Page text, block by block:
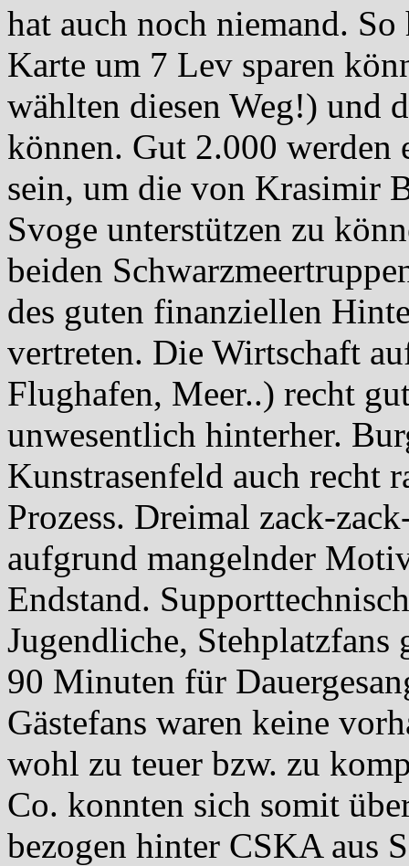
hat auch noch niemand.
Karte um 7 Lev sparen
wählten diesen Weg!) und
können. Gut 2.000 werden
sein, um die von Krasimir
Svoge unterstützen zu
beiden
des guten finanziellen
vertreten. Die Wirtschaft
Flughafen, Meer..) recht
unwesentlich hinterher.
Kunstrasenfeld auch recht
Prozess. Dreimal zack-
aufgrund mangelnder
Endstand.
Jugendliche, Stehplatzfans
90 Minuten für
Gästefans waren keine
wohl zu teuer bzw. zu
Co. konnten sich somit
bezogen hinter CSKA aus